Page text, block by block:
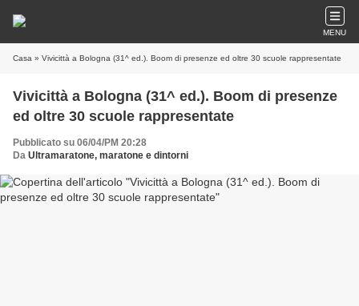
MENU
Casa » Vivicittà a Bologna (31^ ed.). Boom di presenze ed oltre 30 scuole rappresentate
Vivicittà a Bologna (31^ ed.). Boom di presenze
ed oltre 30 scuole rappresentate
Pubblicato su 06/04/PM 20:28
Da Ultramaratone, maratone e dintorni